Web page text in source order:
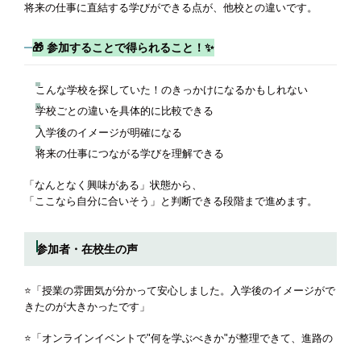
将来の仕事に直結する学びができる点が、他校との違いです。
🎁 参加することで得られること！ ✨
こんな学校を探していた！のきっかけになるかもしれない
学校ごとの違いを具体的に比較できる
入学後のイメージが明確になる
将来の仕事につながる学びを理解できる
「なんとなく興味がある」状態から、
「ここなら自分に合いそう」と判断できる段階まで進めます。
参加者・在校生の声
⭐️「授業の雰囲気が分かって安心しました。入学後のイメージがで
きたのが大きかったです」
⭐️「オンラインイベントで"何を学ぶべきか"が整理できて、進路の